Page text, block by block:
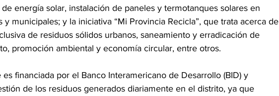
energía solar, instalación de paneles y termotanques solares en
y municipales; y la iniciativa “Mi Provincia Recicla”, que trata acerca de
de residuos sólidos urbanos, saneamiento y erradicación de
promoción ambiental y economía circular, entre otros.
es financiada por el Banco Interamericano de Desarrollo (BID) y
de los residuos generados diariamente en el distrito, ya que